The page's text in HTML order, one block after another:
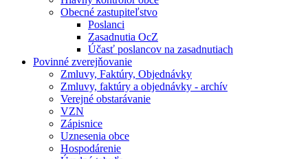
Obecné zastupiteľstvo
Poslanci
Zasadnutia OcZ
Účasť poslancov na zasadnutiach
Povinné zverejňovanie
Zmluvy, Faktúry, Objednávky
Zmluvy, faktúry a objednávky - archív
Verejné obstarávanie
VZN
Zápisnice
Uznesenia obce
Hospodárenie